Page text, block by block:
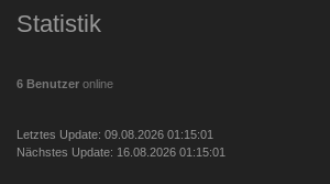
Statistik
6 Benutzer online
Letztes Update: 09.08.2026 01:15:01
Nächstes Update: 16.08.2026 01:15:01